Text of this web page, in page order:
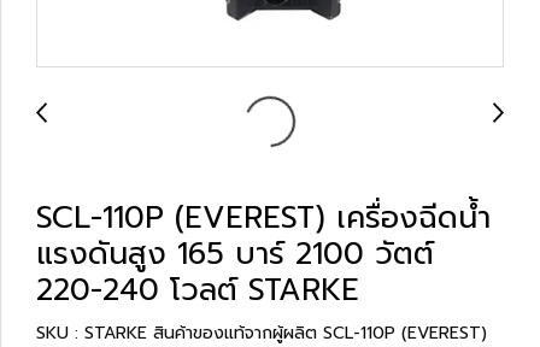
SCL-110P (EVEREST) เครื่องฉีดน้ำ
แรงดันสูง 165 บาร์ 2100 วัตต์
220-240 โวลต์ STARKE
SKU : STARKE สินค้าของแท้จากผู้ผลิต SCL-110P (EVEREST)